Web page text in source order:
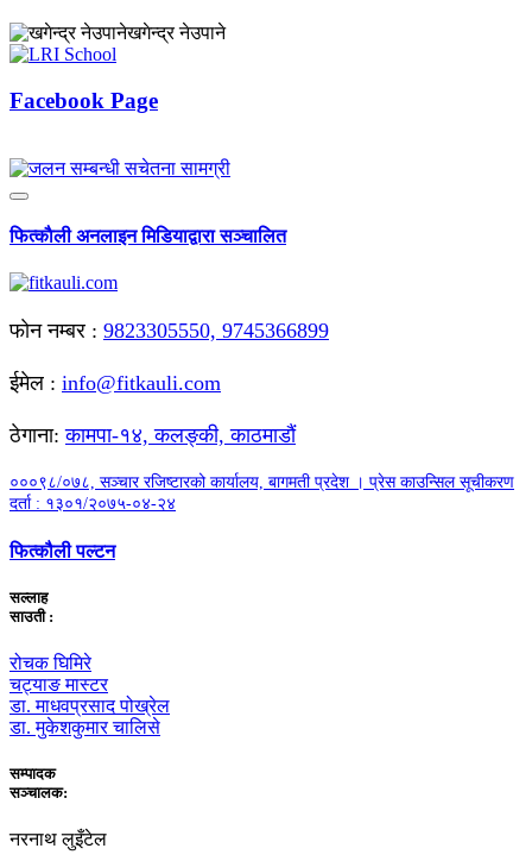
खगेन्द्र नेउपाने
Facebook Page
फित्काैली अनलाइन मिडियाद्वारा सञ्चालित
फाेन नम्बर : 9823305550, 9745366899
ईमेल : info@fitkauli.com
ठेगाना:कामपा-१४, कलङ्की, काठमाडाैं
०००९८/०७८, सञ्चार रजिष्टारको कार्यालय, बागमती प्रदेश । प्रेस काउन्सिल सूचीकरण
दर्ता : १३०१/२०७५-०४-२४
फित्कौली पल्टन
सल्लाह
साउती :
रोचक घिमिरे
चट्याङ मास्टर
डा. माधवप्रसाद पोख्रेल
डा. मुकेशकुमार चालिसे
सम्पादक
सञ्चालक:
नरनाथ लुइँटेल